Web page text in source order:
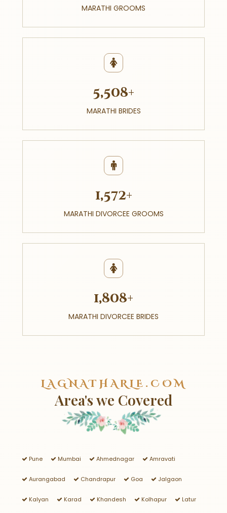
MARATHI GROOMS
5,508+
MARATHI BRIDES
1,572+
MARATHI DIVORCEE GROOMS
1,808+
MARATHI DIVORCEE BRIDES
LAGNATHARLE.COM
Area's we Covered
Pune Mumbai Ahmednagar Amravati
Aurangabad Chandrapur Goa Jalgaon
Kalyan Karad Khandesh Kolhapur Latur